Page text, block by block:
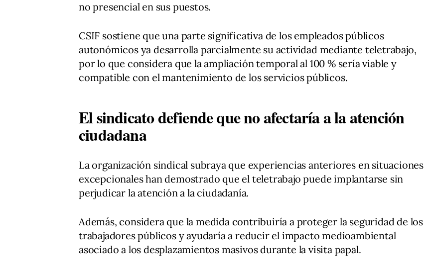
no presencial en sus puestos.
CSIF sostiene que una parte significativa de los empleados públicos
autonómicos ya desarrolla parcialmente su actividad mediante teletrabajo,
por lo que considera que la ampliación temporal al 100 % sería viable y
compatible con el mantenimiento de los servicios públicos.
El sindicato defiende que no afectaría a la atención
ciudadana
La organización sindical subraya que experiencias anteriores en situaciones
excepcionales han demostrado que el teletrabajo puede implantarse sin
perjudicar la atención a la ciudadanía.
Además, considera que la medida contribuiría a proteger la seguridad de los
trabajadores públicos y ayudaría a reducir el impacto medioambiental
asociado a los desplazamientos masivos durante la visita papal.